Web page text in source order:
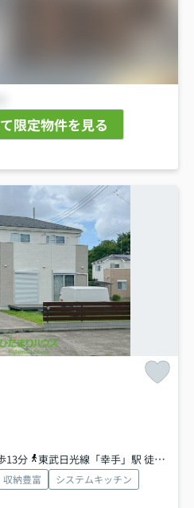
限定物件を見る
13分
東武日光線「幸手」駅 徒歩56分
収納豊富
システムキッチン